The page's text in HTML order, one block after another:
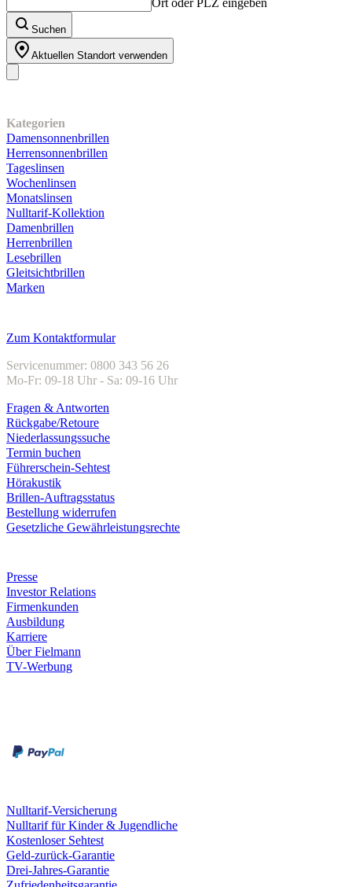
Ort oder PLZ eingeben
Suchen
Aktuellen Standort verwenden
Kategorien
Damensonnenbrillen
Herrensonnenbrillen
Tageslinsen
Wochenlinsen
Monatslinsen
Nulltarif-Kollektion
Damenbrillen
Herrenbrillen
Lesebrillen
Gleitsichtbrillen
Marken
Zum Kontaktformular
Servicenummer: 0800 343 56 26
Mo-Fr: 09-18 Uhr - Sa: 09-16 Uhr
Fragen & Antworten
Rückgabe/Retoure
Niederlassungssuche
Termin buchen
Führerschein-Sehtest
Hörakustik
Brillen-Auftragsstatus
Bestellung widerrufen
Gesetzliche Gewährleistungsrechte
Presse
Investor Relations
Firmenkunden
Ausbildung
Karriere
Über Fielmann
TV-Werbung
Nulltarif-Versicherung
Nulltarif für Kinder & Jugendliche
Kostenloser Sehtest
Geld-zurück-Garantie
Drei-Jahres-Garantie